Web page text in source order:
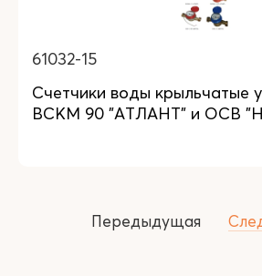
61032-15
Счетчики воды крыльчатые
ВСКМ 90 "АТЛАНТ" и ОСВ
Передыдущая